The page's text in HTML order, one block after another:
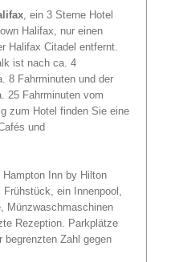
, ein 3 Sterne Hotel
Halifax, nur einen
Halifax Citadel entfernt.
ist nach ca. 4
8 Fahrminuten und der
25 Fahrminuten vom
zum Hotel finden Sie eine
und
Hampton Inn by Hilton
ein Innenpool,
Münzwaschmaschinen
Rezeption. Parkplätze
begrenzten Zahl gegen